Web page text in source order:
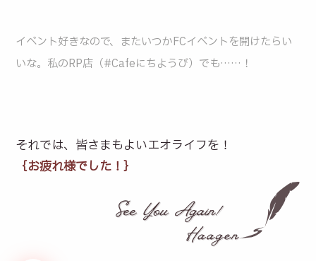
イベント好きなので、またいつかFCイベントを開けたらい
いな。 私のRP店（#Cafeにちようび）でも……！
それでは、皆さまもよいエオライフを！
｛お疲れ様でした！｝